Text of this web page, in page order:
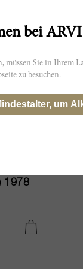
1978
bei
müssen Sie in Ihrem
zu besuchen.
um